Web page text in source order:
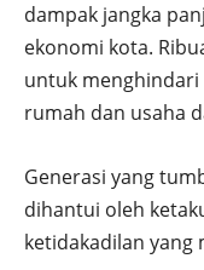
dampak jangka
ekonomi kota.
untuk menghindari
rumah dan usaha
Generasi yang
dihantui oleh
ketidakadilan yang